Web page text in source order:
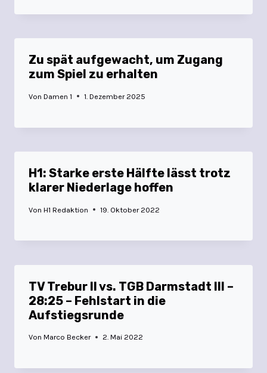
Zu spät aufgewacht, um Zugang
zum Spiel zu erhalten
Von Damen 1 1. Dezember 2025
H1: Starke erste Hälfte lässt trotz
klarer Niederlage hoffen
Von H1 Redaktion 19. Oktober 2022
TV Trebur II vs. TGB Darmstadt III –
28:25 – Fehlstart in die
Aufstiegsrunde
Von Marco Becker 2. Mai 2022